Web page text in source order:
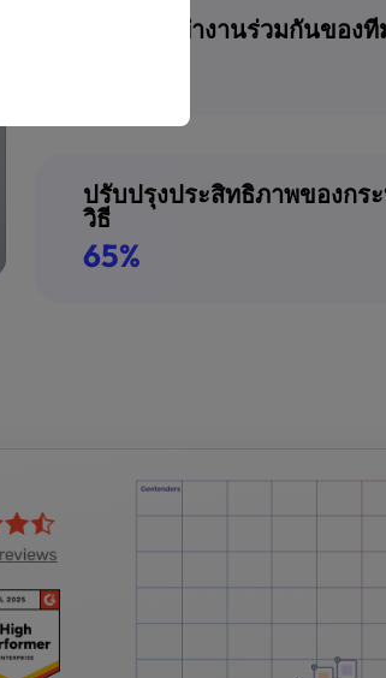
เสริมการทำงานร่วมกันของ
ปรับปรุงประสิทธิภาพของกร
วิธี
65%